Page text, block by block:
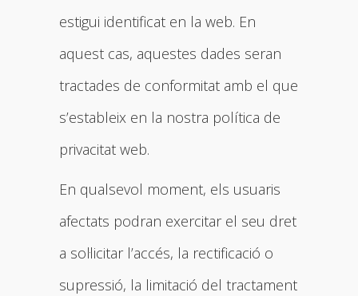
estigui identificat en la web. En
aquest cas, aquestes dades seran
tractades de conformitat amb el que
s’estableix en la nostra política de
privacitat web.
En qualsevol moment, els usuaris
afectats podran exercitar el seu dret
a sol·licitar l’accés, la rectificació o
supressió, la limitació del tractament